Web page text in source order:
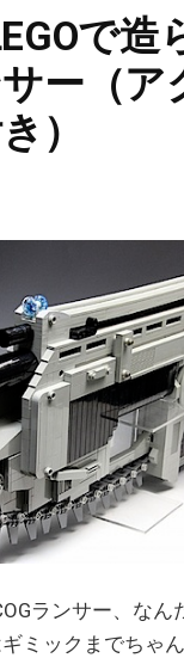
で造
ー（ア
）
ランサー、なん
ミックまでちゃ